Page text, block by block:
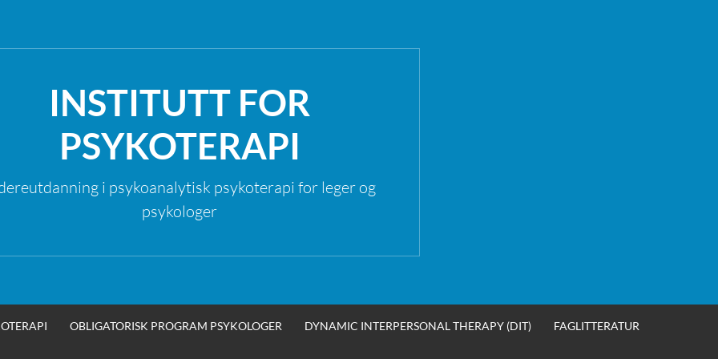
INSTITUTT FOR
PSYKOTERAPI
i psykoanalytisk psykoterapi for leger og
psykologer
OBLIGATORISK PROGRAM PSYKOLOGER DYNAMIC INTERPERSONAL THERAPY (DIT) FAGLITTERATUR